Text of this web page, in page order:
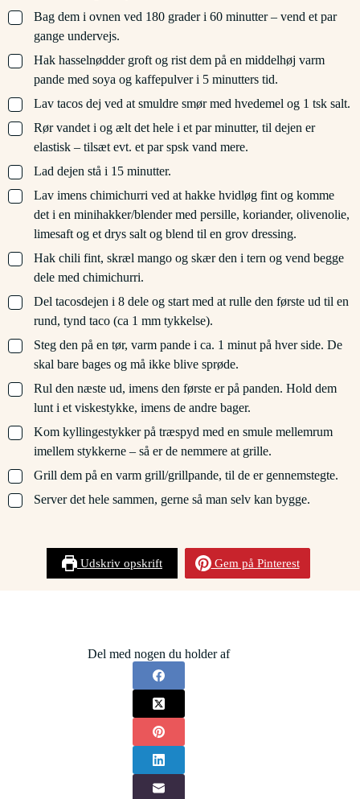
▢
Bag dem i ovnen ved 180 grader i 60 minutter – vend et par
gange undervejs.
▢
Hak hasselnødder groft og rist dem på en middelhøj varm
pande med soya og kaffepulver i 5 minutters tid.
▢
Lav tacos dej ved at smuldre smør med hvedemel og 1 tsk salt.
▢
Rør vandet i og ælt det hele i et par minutter, til dejen er
elastisk – tilsæt evt. et par spsk vand mere.
▢
Lad dejen stå i 15 minutter.
▢
Lav imens chimichurri ved at hakke hvidløg fint og komme
det i en minihakker/blender med persille, koriander, olivenolie,
limesaft og et drys salt og blend til en grov dressing.
▢
Hak chili fint, skræl mango og skær den i tern og vend begge
dele med chimichurri.
▢
Del tacosdejen i 8 dele og start med at rulle den første ud til en
rund, tynd taco (ca 1 mm tykkelse).
▢
Steg den på en tør, varm pande i ca. 1 minut på hver side. De
skal bare bages og må ikke blive sprøde.
▢
Rul den næste ud, imens den første er på panden. Hold dem
lunt i et viskestykke, imens de andre bager.
▢
Kom kyllingestykker på træspyd med en smule mellemrum
imellem stykkerne – så er de nemmere at grille.
▢
Grill dem på en varm grill/grillpande, til de er gennemstegte.
▢
Server det hele sammen, gerne så man selv kan bygge.
Udskriv opskrift Gem på Pinterest
Del med nogen du holder af